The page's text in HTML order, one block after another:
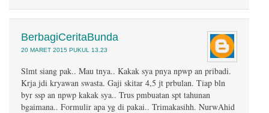
BerbagiCeritaBunda
20 MARET 2015 PUKUL 13.23
Slmt siang pak.. Mau tnya.. Kakak sya pnya npwp an pribadi.
Krja jdi kryawan swasta. Gaji skitar 4,5 jt prbulan. Tiap bln
byr ssp an npwp kakak sya.. Trus pmbuatan spt tahunan
bgaimana.. Formulir apa yg di pakai.. Trimakasihh. NurwAhid